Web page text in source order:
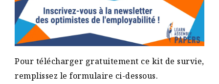
Pour télécharger gratuitement ce kit de survie,
remplissez le formulaire ci-dessous.